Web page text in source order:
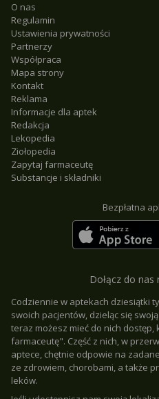
O nas
Regulamin
Ustawienia prywatności
Partnerzy
Współpraca
Mapa strony
Kontakt
Reklama
Informacje dla aptek
Redakcja
Lekopedia
Ziołopedia
Zapytaj farmaceutę
Substancje i składniki
Bezpłatna
Dołącz do nas
Codziennie w aptekach dziesiątki
swoich pacjentów, dzieląc się
teraz możesz mieć do nich
farmaceutę". Część z nich, w
aptece, chętnie odpowie na
ze zdrowiem, chorobami, a także
leków.